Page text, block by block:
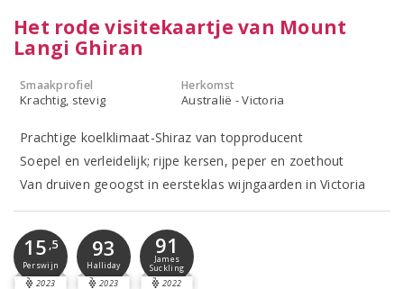
Het rode visitekaartje van Mount
Langi Ghiran
Smaakprofiel
Krachtig, stevig
Herkomst
Australië - Victoria
Prachtige koelklimaat-Shiraz van topproducent
Soepel en verleidelijk; rijpe kersen, peper en zoethout
Van druiven geoogst in eersteklas wijngaarden in Victoria
15 ,5
Perswijn
2023
93
Halliday
2023
91
James
Suckling
2022